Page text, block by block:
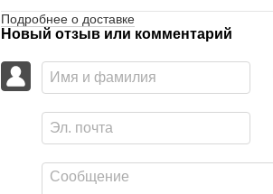
Подробнее о доставке
Новый отзыв или комментарий